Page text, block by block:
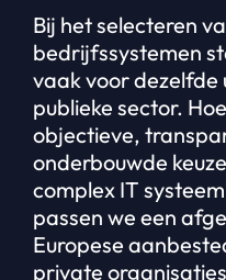
Bij het selecteren
bedrijfssystemen
vaak voor dezelfde
publieke sector.
objectieve,
onderbouwde
complex IT
passen we een
Europese
private